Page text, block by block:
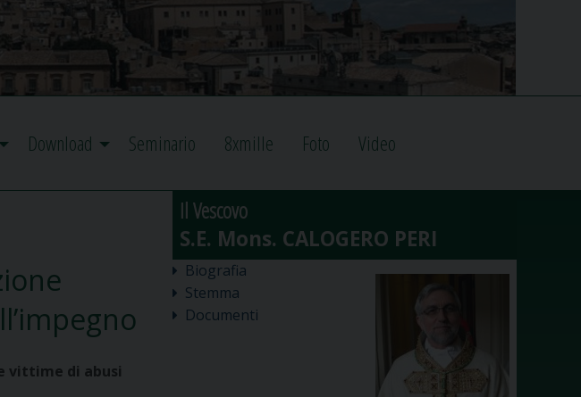
Download Seminario 8xmille Foto Video
vittime di abusi
Il Vescovo
Biografia
Stemma
Documenti